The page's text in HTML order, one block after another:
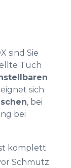
sind Sie
Tuch
sich
, bei
bei
komplett
Schmutz